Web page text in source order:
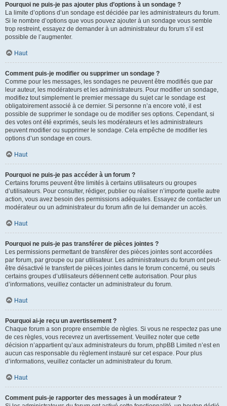
Pourquoi ne puis-je pas ajouter plus d’options à un sondage ?
La limite d’options d’un sondage est décidée par les administrateurs du forum.
Si le nombre d’options que vous pouvez ajouter à un sondage vous semble
trop restreint, essayez de demander à un administrateur du forum s’il est
possible de l’augmenter.
Haut
Comment puis-je modifier ou supprimer un sondage ?
Comme pour les messages, les sondages ne peuvent être modifiés que par
leur auteur, les modérateurs et les administrateurs. Pour modifier un sondage,
modifiez tout simplement le premier message du sujet car le sondage est
obligatoirement associé à ce dernier. Si personne n’a encore voté, il est
possible de supprimer le sondage ou de modifier ses options. Cependant, si
des votes ont été exprimés, seuls les modérateurs et les administrateurs
peuvent modifier ou supprimer le sondage. Cela empêche de modifier les
options d’un sondage en cours.
Haut
Pourquoi ne puis-je pas accéder à un forum ?
Certains forums peuvent être limités à certains utilisateurs ou groupes
d’utilisateurs. Pour consulter, rédiger, publier ou réaliser n’importe quelle autre
action, vous avez besoin des permissions adéquates. Essayez de contacter un
modérateur ou un administrateur du forum afin de lui demander un accès.
Haut
Pourquoi ne puis-je pas transférer de pièces jointes ?
Les permissions permettant de transférer des pièces jointes sont accordées
par forum, par groupe ou par utilisateur. Les administrateurs du forum ont peut-
être désactivé le transfert de pièces jointes dans le forum concerné, ou seuls
certains groupes d’utilisateurs détiennent cette autorisation. Pour plus
d’informations, veuillez contacter un administrateur du forum.
Haut
Pourquoi ai-je reçu un avertissement ?
Chaque forum a son propre ensemble de règles. Si vous ne respectez pas une
de ces règles, vous recevrez un avertissement. Veuillez noter que cette
décision n’appartient qu’aux administrateurs du forum, phpBB Limited n’est en
aucun cas responsable du règlement instauré sur cet espace. Pour plus
d’informations, veuillez contacter un administrateur du forum.
Haut
Comment puis-je rapporter des messages à un modérateur ?